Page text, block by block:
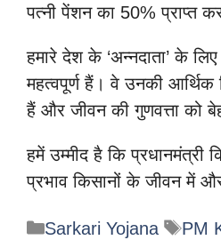
पत्नी पेंशन का 50% प्राप्त
हमारे देश के ‘अन्नदाता’ के
महत्वपूर्ण हैं। वे उनकी
हैं और जीवन की गुणवत्ता को
हमें उम्मीद है कि प्रधानमंत्री
प्रभाव किसानों के जीवन में
Categories
Sarkari Yojana Tags
PM